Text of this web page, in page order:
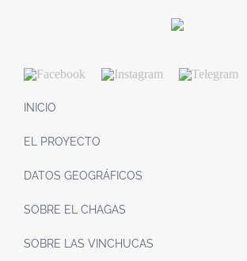
INICIO
EL PROYECTO
DATOS GEOGRÁFICOS
SOBRE EL CHAGAS
SOBRE LAS VINCHUCAS